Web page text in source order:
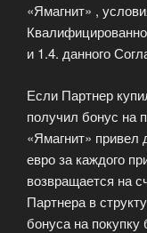
«Ямагнит» ,
и 1.4. данного
Если Партнер
получил бонус на
«Ямагнит»
евро за каждого
возвращается на
Партнера в
бонуса на